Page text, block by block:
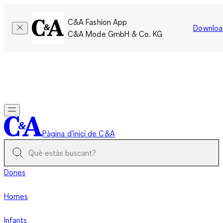
C&A Fashion App
C&A Mode GmbH & Co. KG
Pàgina d'inici de C&A
Dones
Homes
Infants